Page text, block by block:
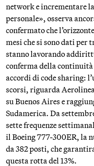
network e incrementare
personale», osserva
confermato che
mesi che si sono dati per
stanno lavorando
conferma della
accordi di code sharing:
scorsi, riguarda
su Buenos Aires e
Sudamerica. Da
sette frequenze
il Boeing 777-300ER, la
da 382 posti, che
questa rotta del 13%.